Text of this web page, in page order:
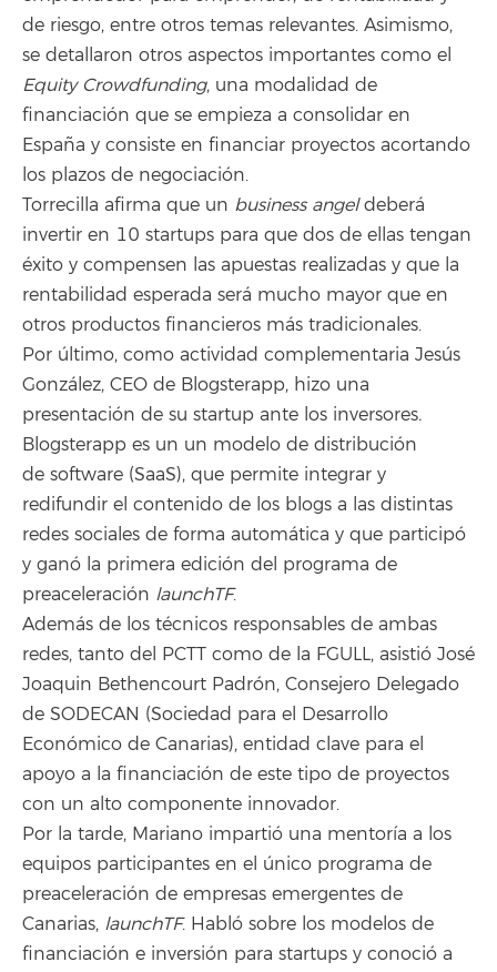
de riesgo, entre otros temas relevantes. Asimismo,
se detallaron otros aspectos importantes como el
Equity Crowdfunding, una modalidad de
financiación que se empieza a consolidar en
España y consiste en financiar proyectos acortando
los plazos de negociación.
Torrecilla afirma que un business angeldeberá
invertir en 10 startups para que dos de ellas tengan
éxito y compensen las apuestas realizadas y que la
rentabilidad esperada será mucho mayor que en
otros productos financieros más tradicionales.
Por último, como actividad complementaria Jesús
González, CEO de Blogsterapp, hizo una
presentación de su startup ante los inversores.
Blogsterapp es un un modelo de distribución
de software (SaaS), que permite integrar y
redifundir el contenido de los blogs a las distintas
redes sociales de forma automática y que participó
y ganó la primera edición del programa de
preaceleración launchTF.
Además de los técnicos responsables de ambas
redes, tanto del PCTT como de la FGULL, asistió José
Joaquin Bethencourt Padrón, Consejero Delegado
de SODECAN (Sociedad para el Desarrollo
Económico de Canarias), entidad clave para el
apoyo a la financiación de este tipo de proyectos
con un alto componente innovador.
Por la tarde, Mariano impartió una mentoría a los
equipos participantes en el único programa de
preaceleración de empresas emergentes de
Canarias, launchTF. Habló sobre los modelos de
financiación e inversión para startups y conoció a